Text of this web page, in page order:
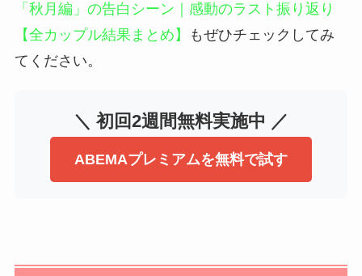
「秋月編」の告白シーン｜感動のラスト振り返り
【全カップル結果まとめ】
もぜひチェックしてみ
てください。
＼ 初回2週間無料実施中 ／
ABEMAプレミアムを無料で試す